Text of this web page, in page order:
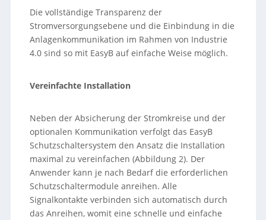
Die vollständige Transparenz der
Stromversorgungsebene und die Einbindung in die
Anlagenkommunikation im Rahmen von Industrie
4.0 sind so mit EasyB auf einfache Weise möglich.
Vereinfachte Installation
Neben der Absicherung der Stromkreise und der
optionalen Kommunikation verfolgt das EasyB
Schutzschaltersystem den Ansatz die Installation
maximal zu vereinfachen (Abbildung 2). Der
Anwender kann je nach Bedarf die erforderlichen
Schutzschaltermodule anreihen. Alle
Signalkontakte verbinden sich automatisch durch
das Anreihen, womit eine schnelle und einfache